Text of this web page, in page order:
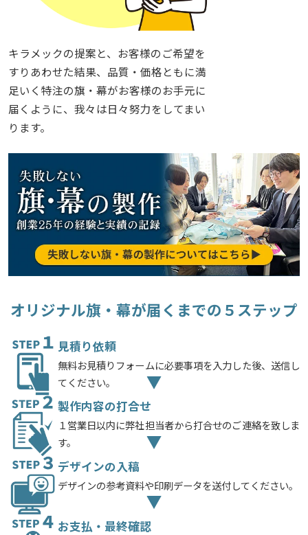
キラメックの提案と、お客様のご希望を
すりあわせた結果、品質・価格ともに満
足いく特注の旗・幕がお客様のお手元に
届くように、我々は日々努力をしてまい
ります。
オリジナル旗・幕が届くまでの５ステップ
見積り依頼
無料お見積りフォームに必要事項を入力した後、送信し
てください。
製作内容の打合せ
１営業日以内に弊社担当者から打合せのご連絡を致しま
す。
デザインの入稿
デザインの参考資料や印刷データを送付してください。
お支払・最終確認